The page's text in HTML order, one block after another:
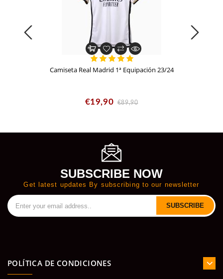
Camiseta Real Madrid 1ª Equipación 23/24
€19,90 €89,90
SUBSCRIBE NOW
Get latest updates By subscribing to our newsletter
SUBSCRIBE
POLÍTICA DE CONDICIONES